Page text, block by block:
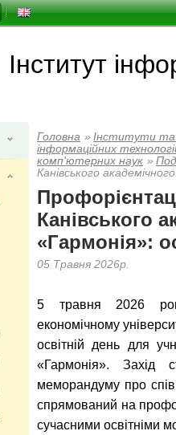
Інститут
Головна » Інститути
інформаційних
комп'ютерних наук »
Канівського
Канівського
«Гармонія»:
05 Травня 2026р.
5 травня 2026
економічному
освітній день для
«Гармонія». Захід
меморандуму про
спрямований на
сучасними освітніми